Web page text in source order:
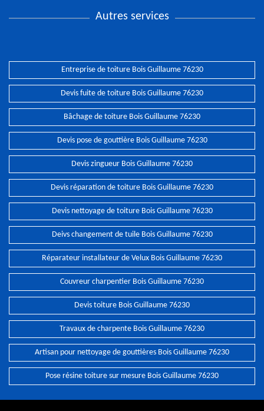
Autres services
Entreprise de toiture Bois Guillaume 76230
Devis fuite de toiture Bois Guillaume 76230
Bâchage de toiture Bois Guillaume 76230
Devis pose de gouttière Bois Guillaume 76230
Devis zingueur Bois Guillaume 76230
Devis réparation de toiture Bois Guillaume 76230
Devis nettoyage de toiture Bois Guillaume 76230
Deivs changement de tuile Bois Guillaume 76230
Réparateur installateur de Velux Bois Guillaume 76230
Couvreur charpentier Bois Guillaume 76230
Devis toiture Bois Guillaume 76230
Travaux de charpente Bois Guillaume 76230
Artisan pour nettoyage de gouttières Bois Guillaume 76230
Pose résine toiture sur mesure Bois Guillaume 76230